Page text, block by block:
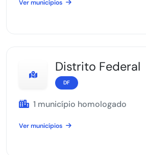
Ver municípios
Distrito Federal
DF
1 município homologado
Ver municípios